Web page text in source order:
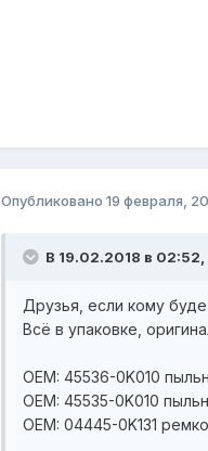
Опубликовано 19 февраля,
В 19.02.2018 в 02:52,
Друзья, если кому
Всё в упаковке,
OEM: 45536-0K010
OEM: 45535-0K010
OEM: 04445-0K131